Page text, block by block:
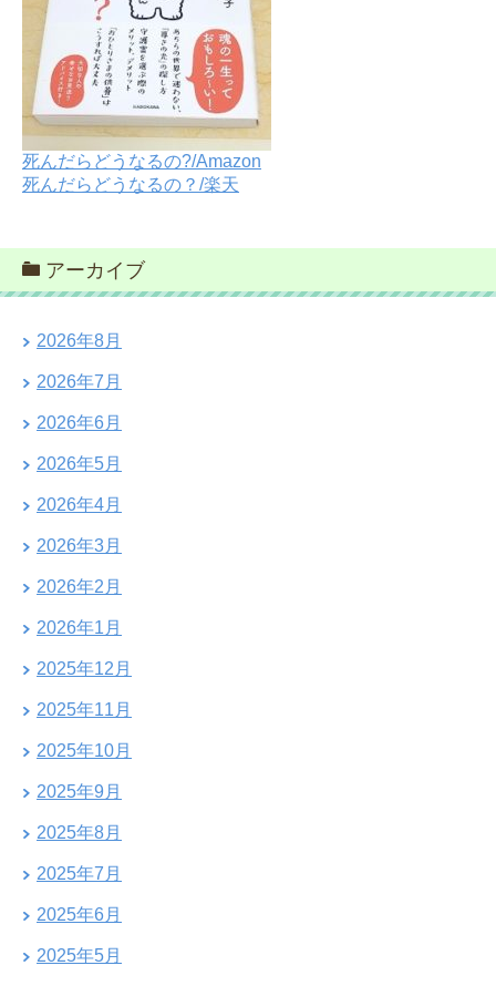
死んだらどうなるの?/Amazon
死んだらどうなるの？/楽天
アーカイブ
2026年8月
2026年7月
2026年6月
2026年5月
2026年4月
2026年3月
2026年2月
2026年1月
2025年12月
2025年11月
2025年10月
2025年9月
2025年8月
2025年7月
2025年6月
2025年5月